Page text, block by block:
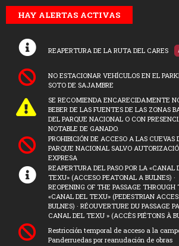
HAY ALERTAS ACTIVAS
REAPERTURA DE LA RUTA DEL CARES
NO ESTACIONAR VEHÍCULOS EN EL
SOTO DE SAJAMBRE
SE RECOMIENDA ENCARECIDAMENTE
BEBER DE LAS FUENTES DE LAS ZONAS
DEL PARQUE NACIONAL O CON
NOTABLE DE GANADO.
PROHIBICIÓN DE ACCESO A LAS CUEVAS
PARQUE NACIONAL SALVO
EXPRESA
REAPERTURA DEL PASO POR LA «CANAL
TEXU» (ACCESO PEATONAL A BULNES) ·
REOPENING OF THE PASSAGE THROUGH
«CANAL DEL TEXU» (PEDESTRIAN
BULNES) · RÉOUVERTURE DU PASSAGE
CANAL DEL TEXU » (ACCÈS PIÉTONS À
Restricción temporal de acceso a la
Panderruedas por reanudación de obras